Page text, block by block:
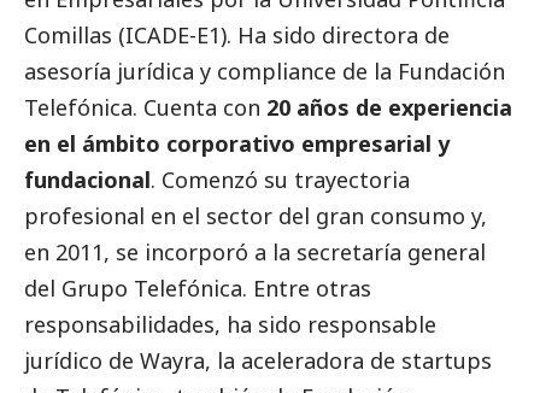
Comillas (ICADE-E1). Ha sido directora de
asesoría jurídica y compliance de la Fundación
Telefónica. Cuenta con 20 años de experiencia
en el ámbito corporativo empresarial y
fundacional. Comenzó su trayectoria
profesional en el sector del gran consumo y,
en 2011, se incorporó a la secretaría general
del Grupo Telefónica. Entre otras
responsabilidades, ha sido responsable
jurídico de Wayra, la aceleradora de startups